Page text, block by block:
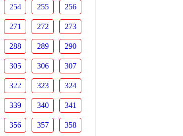
254 255 256
271 272 273
288 289 290
305 306 307
322 323 324
339 340 341
356 357 358